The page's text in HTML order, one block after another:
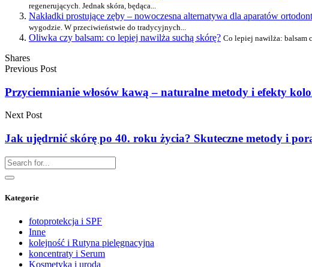
regenerujących. Jednak skóra, będąca...
Nakładki prostujące zęby – nowoczesna alternatywa dla aparatów
wygodzie. W przeciwieństwie do tradycyjnych...
Oliwka czy balsam: co lepiej nawilża suchą skórę? Co lepiej nawilża: balsam
Shares
Previous Post
Przyciemnianie włosów kawą – naturalne metody i efekty
Next Post
Jak ujędrnić skórę po 40. roku życia? Skuteczne metody i
Kategorie
fotoprotekcja i SPF
Inne
kolejność i Rutyna pielęgnacyjna
koncentraty i Serum
Kosmetyka i uroda